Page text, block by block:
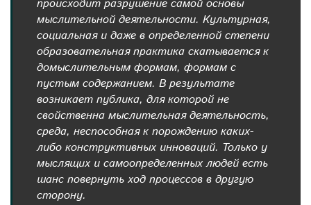
происходит разрушение самой основы
мыслительной деятельности. Культурная,
социальная и даже в определенной степени
образовательная практика скатывается к
домыслительным формам, формам с
пустым содержанием. В результате
возникает публика, для которой не
свойственна мыслительная деятельность,
среда, неспособная к порождению каких-
либо конструктивных инноваций. Только у
мыслящих и самоопределенных людей есть
шанс повернуть ход процессов в другую
сторону.